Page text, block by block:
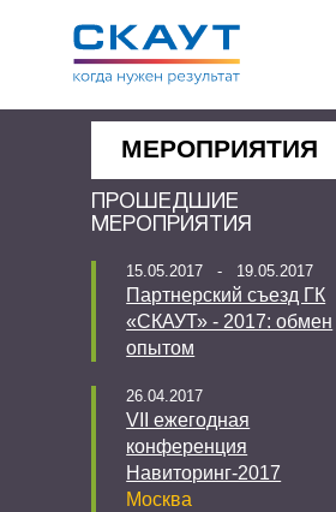
МЕРОПРИЯТИЯ
ПРОШЕДШИЕ
МЕРОПРИЯТИЯ
15.05.2017 - 19.05.2017
Партнерский съезд ГК
«СКАУТ» - 2017: обмен
опытом
26.04.2017
VII ежегодная
конференция
Навиторинг-2017
Москва